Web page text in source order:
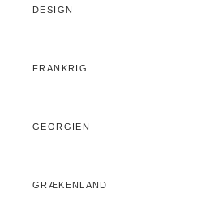
DESIGN
FRANKRIG
GEORGIEN
GRÆKENLAND